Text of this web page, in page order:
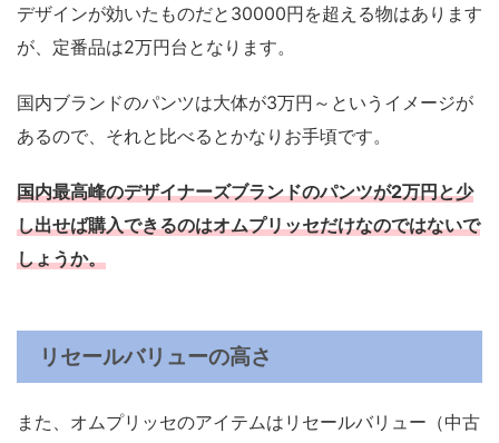
デザインが効いたものだと30000円を超える物はあります
が、定番品は2万円台となります。
国内ブランドのパンツは大体が3万円～というイメージが
あるので、それと比べるとかなりお手頃です。
国内最高峰のデザイナーズブランドのパンツが2万円と少
し出せば購入できるのはオムプリッセだけなのではないで
しょうか。
リセールバリューの高さ
また、オムプリッセのアイテムはリセールバリュー（中古